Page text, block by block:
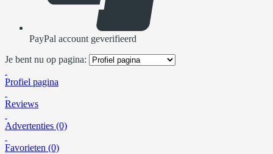
PayPal account geverifieerd
Je bent nu op pagina:
Profiel pagina
Reviews
Advertenties (0)
Favorieten (0)